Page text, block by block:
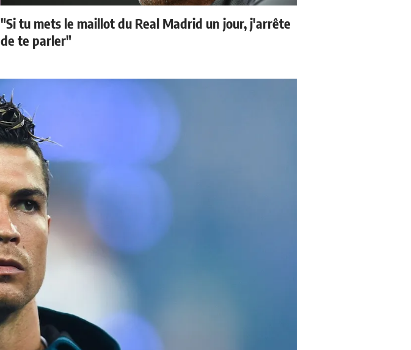
"Si tu mets le maillot du Real Madrid un jour, j'arrête
de te parler"